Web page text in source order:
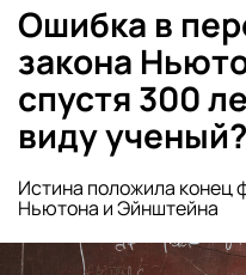
Ошибка в
закона
спустя 300
виду ученый?
Истина положила конец
Ньютона и Эйнштейна